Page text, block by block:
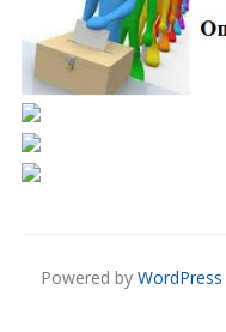
Powered by WordPress